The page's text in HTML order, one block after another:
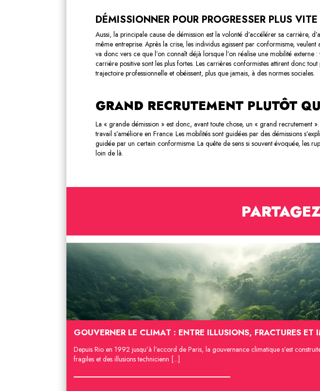
DÉMISSIONNER POUR PROGRESSER PLUS VITE
Aussi, la principale cause de démission est la volonté d’accélérer sa carrière,
même entreprise. Après la crise, les individus agissent par conformisme,
va donc vers ce que l’on connaît déjà lorsque l’on réalise une mobilité externe :
carrière positive sont les plus fortes. Les carrières conformistes attirent donc
trajectoire professionnelle et obéissent, plus que jamais, à des normes sociales.
GRAND RECRUTEMENT PLUTÔT
La « grande démission » est donc, avant toute chose, un « grand recrutement
travail s’améliore en France. Les mobilités sont guidées par des démissions
guidée par un certain conformisme. La quête de sens si souvent évoquée, les
loin de là.
GOUVERNER LE CLIMAT : ENTRE ILLUSIONS, FRACTURES ET
Depuis Rio en 1992 jusqu’à l’accord de Paris, la gouvernance climatique s’est
fragiles et des illusions technicienn [...]